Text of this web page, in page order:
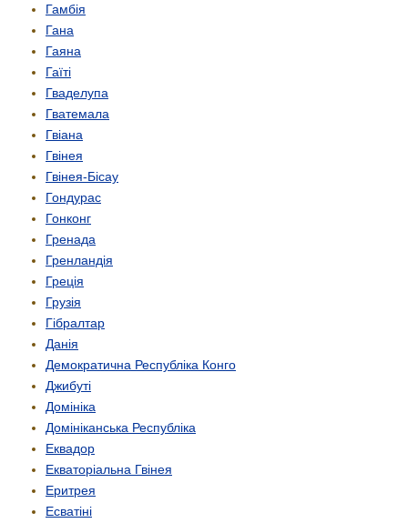
Гамбія
Гана
Гаяна
Гаїті
Гваделупа
Гватемала
Гвіана
Гвінея
Гвінея-Бісау
Гондурас
Гонконг
Гренада
Гренландія
Греція
Грузія
Гібралтар
Данія
Демократична Республіка Конго
Джибуті
Домініка
Домініканська Республіка
Еквадор
Екваторіальна Гвінея
Еритрея
Есватіні